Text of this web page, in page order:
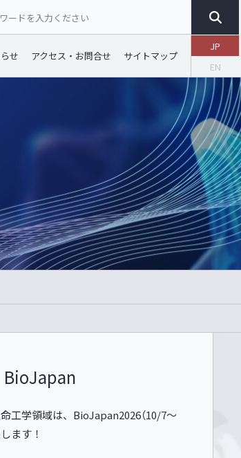
せ アクセス・お問合せ サイトマップ
JP
EN
BioJapan
工学領域は、BioJapan2026（10/7～
ます！